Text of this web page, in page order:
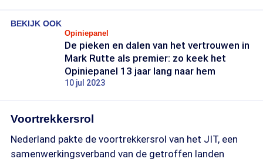
BEKIJK OOK
Opiniepanel
De pieken en dalen van het vertrouwen in
Mark Rutte als premier: zo keek het
Opiniepanel 13 jaar lang naar hem
10 jul 2023
Voortrekkersrol
Nederland pakte de voortrekkersrol van het JIT, een
samenwerkingsverband van de getroffen landen